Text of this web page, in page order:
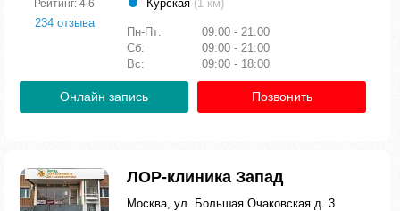
Рейтинг: 4.6
234 отзыва
Курская (1 км)
Пн-Пт:
09:00 - 21:00
Сб:
09:00 - 21:00
Вс:
09:00 - 18:00
Онлайн запись Позвонить
ЛОР-клиника Запад
Москва, ул. Большая Очаковская д. 3